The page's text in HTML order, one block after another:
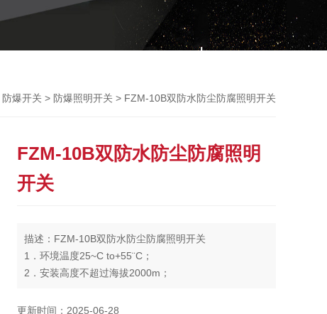
防爆开关 > 防爆照明开关 > FZM-10B双防水防尘防腐照明开关
FZM-10B双防水防尘防腐照明
开关
描述：FZM-10B双防水防尘防腐照明开关
1．环境温度25~C to+55¨C；
2．安装高度不超过海拔2000m；
更新时间：2025-06-28